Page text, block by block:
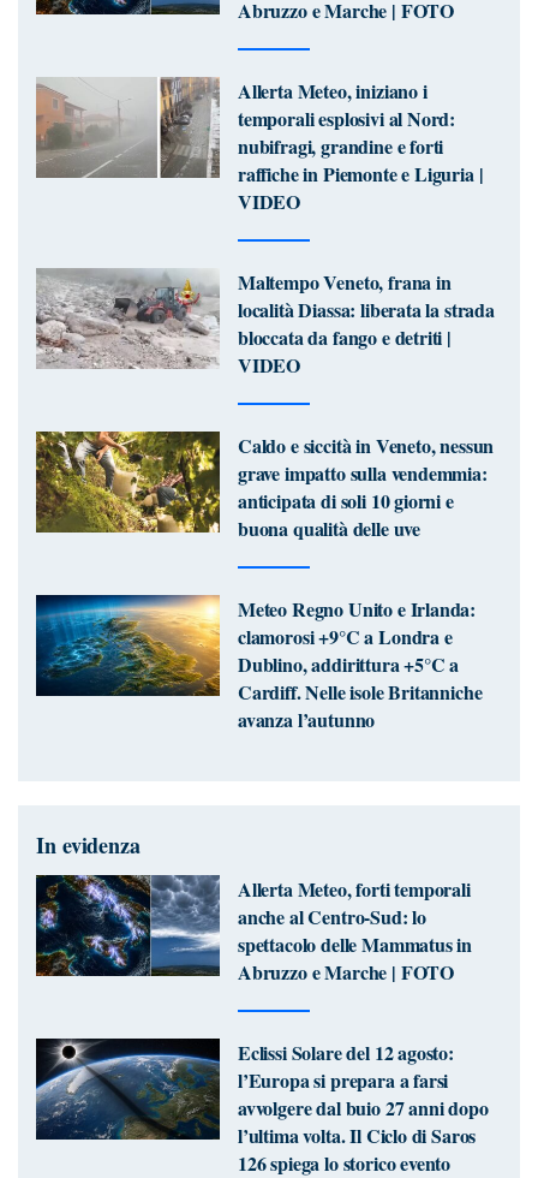
Abruzzo e Marche | FOTO
Allerta Meteo, iniziano i
temporali esplosivi al Nord:
nubifragi, grandine e forti
raffiche in Piemonte e Liguria |
VIDEO
Maltempo Veneto, frana in
località Diassa: liberata la strada
bloccata da fango e detriti |
VIDEO
Caldo e siccità in Veneto, nessun
grave impatto sulla vendemmia:
anticipata di soli 10 giorni e
buona qualità delle uve
Meteo Regno Unito e Irlanda:
clamorosi +9°C a Londra e
Dublino, addirittura +5°C a
Cardiff. Nelle isole Britanniche
avanza l’autunno
In evidenza
Allerta Meteo, forti temporali
anche al Centro-Sud: lo
spettacolo delle Mammatus in
Abruzzo e Marche | FOTO
Eclissi Solare del 12 agosto:
l’Europa si prepara a farsi
avvolgere dal buio 27 anni dopo
l’ultima volta. Il Ciclo di Saros
126 spiega lo storico evento